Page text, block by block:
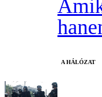
A HÁLÓZAT